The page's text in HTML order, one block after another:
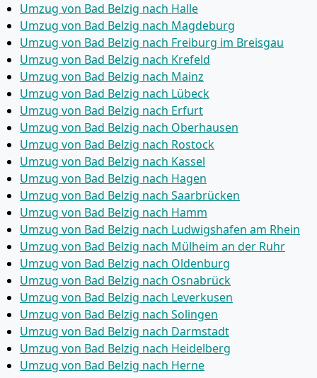
Umzug von Bad Belzig nach Halle
Umzug von Bad Belzig nach Magdeburg
Umzug von Bad Belzig nach Freiburg im Breisgau
Umzug von Bad Belzig nach Krefeld
Umzug von Bad Belzig nach Mainz
Umzug von Bad Belzig nach Lübeck
Umzug von Bad Belzig nach Erfurt
Umzug von Bad Belzig nach Oberhausen
Umzug von Bad Belzig nach Rostock
Umzug von Bad Belzig nach Kassel
Umzug von Bad Belzig nach Hagen
Umzug von Bad Belzig nach Saarbrücken
Umzug von Bad Belzig nach Hamm
Umzug von Bad Belzig nach Ludwigshafen am Rhein
Umzug von Bad Belzig nach Mülheim an der Ruhr
Umzug von Bad Belzig nach Oldenburg
Umzug von Bad Belzig nach Osnabrück
Umzug von Bad Belzig nach Leverkusen
Umzug von Bad Belzig nach Solingen
Umzug von Bad Belzig nach Darmstadt
Umzug von Bad Belzig nach Heidelberg
Umzug von Bad Belzig nach Herne